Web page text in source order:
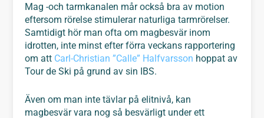
Mag -och tarmkanalen mår också bra av motion
eftersom rörelse stimulerar naturliga tarmrörelser.
Samtidigt hör man ofta om magbesvär inom
idrotten, inte minst efter förra veckans rapportering
om att Carl-Christian ”Calle” Halfvarsson hoppat av
Tour de Ski på grund av sin IBS.
Även om man inte tävlar på elitnivå, kan
magbesvär vara nog så besvärligt under ett